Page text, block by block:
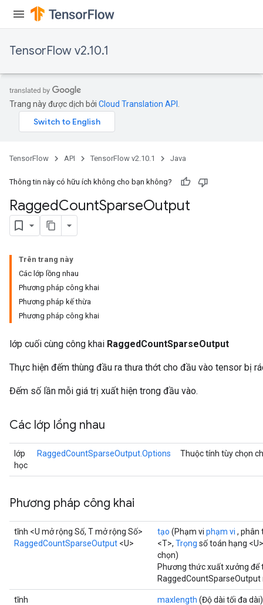
TensorFlow v2.10.1
Trang này được dịch bởi Cloud Translation API
TensorFlow API TensorFlow v2.10.1 Java
Thông tin này có hữu ích không cho bạn không?
RaggedCountSparseOutput
Trên trang này
Các lớp lồng nhau
Phương pháp công khai
Phương pháp kế thừa
Phương pháp công khai
lớp cuối cùng công khai RaggedCountSparseOutput
Thực hiện đếm thùng đầu ra thưa thớt cho đầu vào tensor bị
Đếm số lần mỗi giá trị xuất hiện trong đầu vào.
Các lớp lồng nhau
lớp
học
RaggedCountSparseOutput.Options Thuộc tính tùy chọn
Phương pháp công khai
tĩnh <U mở rộng Số, T mở rộng Số>
RaggedCountSparseOutput <U>
tạo (Phạm vi phạm vi , phân
<T>, Trọng số toán hạng
chọn)
Phương thức xuất xưởng
RaggedCountSparseOutput
tĩnh
maxlength (Độ dài tối đa dài)